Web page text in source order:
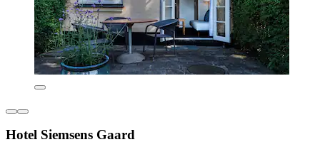
Hotel Siemsens Gaard